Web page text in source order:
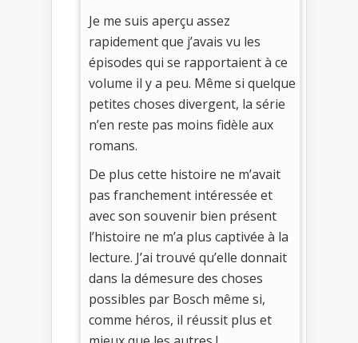
Je me suis aperçu assez
rapidement que j’avais vu les
épisodes qui se rapportaient à ce
volume il y a peu. Même si quelque
petites choses divergent, la série
n’en reste pas moins fidèle aux
romans.
De plus cette histoire ne m’avait
pas franchement intéressée et
avec son souvenir bien présent
l’histoire ne m’a plus captivée à la
lecture. J’ai trouvé qu’elle donnait
dans la démesure des choses
possibles par Bosch même si,
comme héros, il réussit plus et